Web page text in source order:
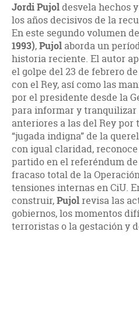
Jordi Pujoldesvela hechos
los años decisivos de la
En este segundo volumen
1993),Pujol aborda un
historia reciente. El autor
el golpe del 23 de febrero
con el Rey, así como las
por el presidente desde la
para informar y tranquilizar
anteriores a las del Rey por
“jugada indigna” de la
con igual claridad,
partido en el referéndum de
fracaso total de la
tensiones internas en CiU.
construir,Pujolrevisa las
gobiernos, los momentos
terroristas o la gestación y